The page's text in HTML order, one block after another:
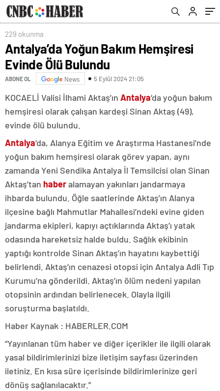
229 okunma
Antalya’da Yoğun Bakım Hemşiresi
Evinde Ölü Bulundu
ABONE OL News 5 Eylül 2024 21:05
KOCAELİ Valisi İlhami Aktaş’ın Antalya‘da yoğun bakım
hemşiresi olarak çalışan kardeşi Sinan Aktaş (49),
evinde ölü bulundu.
Antalya‘da, Alanya Eğitim ve Araştırma Hastanesi’nde
yoğun bakım hemşiresi olarak görev yapan, aynı
zamanda Yeni Sendika Antalya İl Temsilcisi olan Sinan
Aktaş’tan haberalamayan yakınları jandarmaya
ihbarda bulundu. Öğle saatlerinde Aktaş’ın Alanya
ilçesine bağlı Mahmutlar Mahallesi’ndeki evine giden
jandarma ekipleri, kapıyı açtıklarında Aktaş’ı yatak
odasında hareketsiz halde buldu. Sağlık ekibinin
yaptığı kontrolde Sinan Aktaş’ın hayatını kaybettiği
belirlendi. Aktaş’ın cenazesi otopsi için Antalya Adli Tıp
Kurumu’na gönderildi. Aktaş’ın ölüm nedeni yapılan
otopsinin ardından belirlenecek. Olayla ilgili
soruşturma başlatıldı.
Haber Kaynak : HABERLER.COM
“Yayınlanan tüm haber ve diğer içerikler ile ilgili olarak
yasal bildirimlerinizi bize iletişim sayfası üzerinden
iletiniz. En kısa süre içerisinde bildirimlerinize geri
dönüş sağlanılacaktır.”